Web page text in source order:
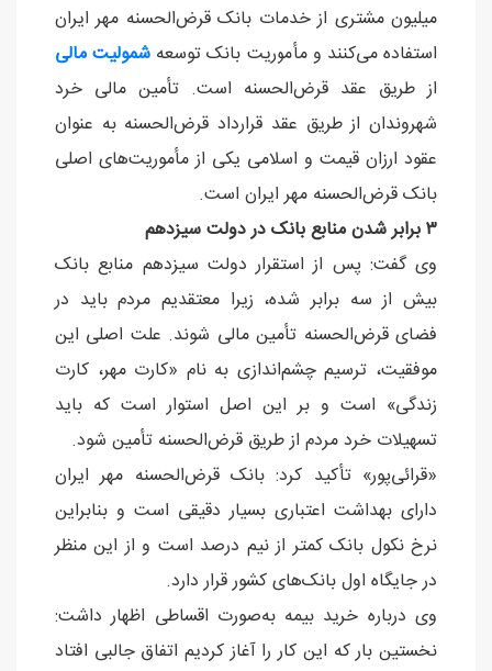
میلیون مشتری از خدمات بانک قرض‌الحسنه مهر ایران
استفاده می‌کنند و مأموریت بانک توسعه شمولیت مالی
از طریق عقد قرض‌الحسنه است. تأمین مالی خرد
شهروندان از طریق عقد قرارداد قرض‌الحسنه به عنوان
عقود ارزان قیمت و اسلامی یکی از مأموریت‌های اصلی
بانک قرض‌الحسنه مهر ایران است.
۳ برابر شدن منابع بانک در دولت سیزدهم
وی گفت: پس از استقرار دولت سیزدهم منابع بانک
بیش از سه برابر شده، زیرا معتقدیم مردم باید در
فضای قرض‌الحسنه تأمین مالی شوند. علت اصلی این
موفقیت، ترسیم چشم‌اندازی به نام «کارت مهر، کارت
زندگی» است و بر این اصل استوار است که باید
تسهیلات خرد مردم از طریق قرض‌الحسنه تأمین شود.
«قرائی‌پور» تأکید کرد: بانک قرض‌الحسنه مهر ایران
دارای بهداشت اعتباری بسیار دقیقی است و بنابراین
نرخ نکول بانک کمتر از نیم درصد است و از این منظر
در جایگاه اول بانک‌های کشور قرار دارد.
وی درباره خرید بیمه به‌صورت اقساطی اظهار داشت:
نخستین بار که این کار را آغاز کردیم اتفاق جالبی افتاد